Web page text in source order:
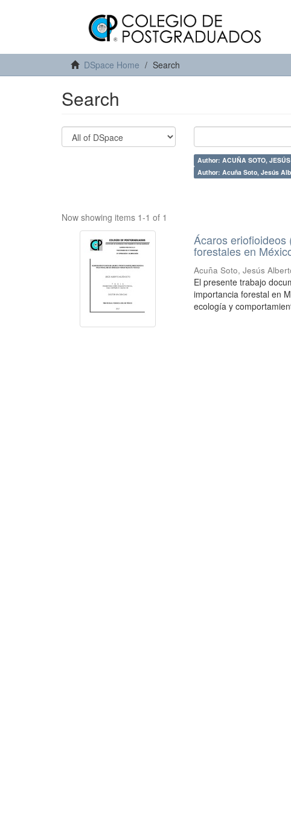
DSpace Home Search
Search
Author: ACUÑA SOTO,
Author: Acuña Soto, Jesús
Now showing items 1-1 of 1
Ácaros
forestales en
Acuña Soto, Jesús
El presente trabajo
importancia forestal en
ecología y